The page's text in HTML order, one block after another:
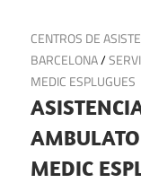
13 de octubre de
CENTROS DE
BARCELONA/
MEDIC ESPLUGUES
MEDIC